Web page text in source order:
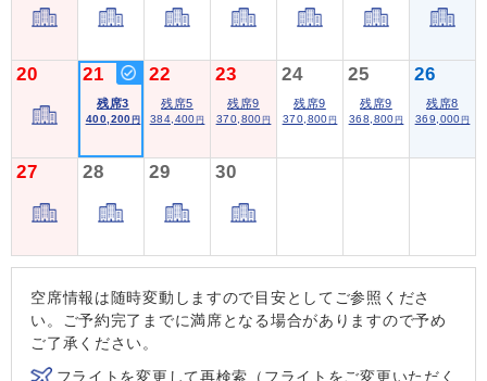
20 21
残席3
400,200 円
22
残席5
384,400 円
23
残席9
370,800 円
24
残席9
370,800 円
25
残席9
368,800 円
26
残席8
369,000 円
27 28 29 30
空席情報は随時変動しますので目安としてご参照くださ
い。ご予約完了までに満席となる場合がありますので予め
ご了承ください。
フライトを変更して再検索（フライトをご変更いただく